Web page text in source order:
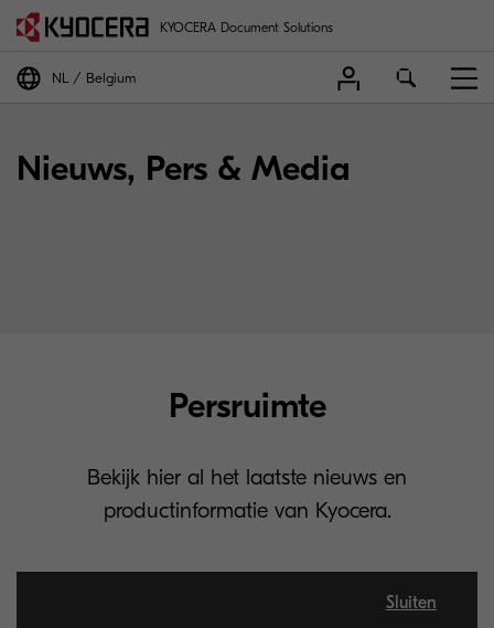
KYOCERA Document Solutions
NL Belgium
Nieuws, Pers & Media
Persruimte
Bekijk hier al het laatste nieuws en
productinformatie van Kyocera.
Sluiten